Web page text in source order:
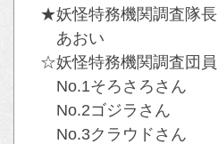
★妖怪特務機関調査隊長
あおい
☆妖怪特務機関調査団員
No.1そろさろさん
No.2ゴジラさん
No.3クラウドさん